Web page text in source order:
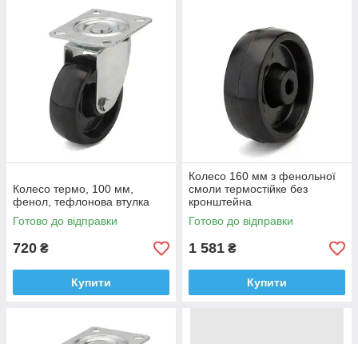
Колесо термо, 100 мм,
фенол, тефлонова втулка
Готово до відправки
720 ₴
Купити
Колесо 160 мм з фенольної
смоли термостійке без
кронштейна
Готово до відправки
1 581 ₴
Купити